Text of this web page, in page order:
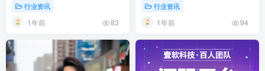
行业资讯
1年前 83
行业资讯
1年前 94